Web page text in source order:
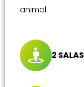
animal.
2 SALAS